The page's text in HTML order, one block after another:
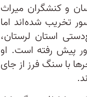
و کنشگران میراث
تخریب شده‌اند اما
استان لرستان،
پیش رفته است. او
با سنگ فرز از جای